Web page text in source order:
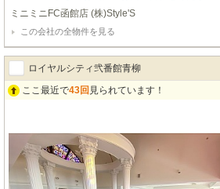
ミニミニFC函館店 (株)Style'S
この会社の全物件を見る
ロイヤルシティ弐番館青柳
ここ最近で43回 見られています！